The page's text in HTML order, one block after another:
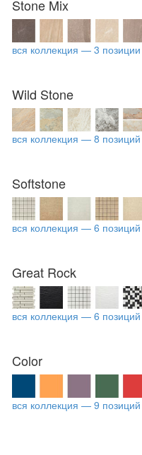
Stone Mix
вся коллекция — 3 позиции
Wild Stone
вся коллекция — 8 позиций
Softstone
вся коллекция — 6 позиций
Great Rock
вся коллекция — 6 позиций
Color
вся коллекция — 9 позиций